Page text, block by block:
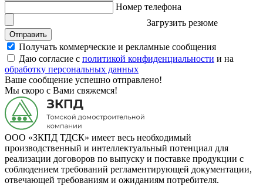
Номер телефона
Загрузить резюме
Отправить
Получать коммерческие и рекламные сообщения
Даю согласие с политикой конфиденциальности и на
обработку персональных данных
Ваше сообщение успешно отправлено!
Мы скоро с Вами свяжемся!
ООО «ЗКПД ТДСК» имеет весь необходимый
производственный и интеллектуальный потенциал для
реализации договоров по выпуску и поставке продукции с
соблюдением требований регламентирующей документации,
отвечающей требованиям и ожиданиям потребителя.